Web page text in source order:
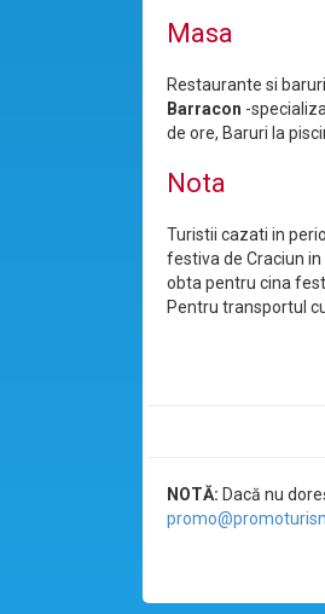
Masa
Restaurante si
Barracon -
de ore, Baruri la
Nota
Turistii cazati in
festiva de Craciun
obta pentru cina
Pentru transportul
NOTĂ: Dacă nu